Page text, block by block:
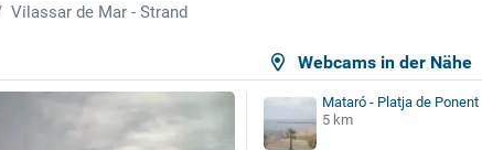
Vilassar de Mar - Strand
Webcams in der Nähe
Mataró - Platja de Ponent
5 km